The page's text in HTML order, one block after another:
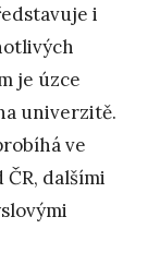
i
je úzce
univerzitě.
ve
dalšími